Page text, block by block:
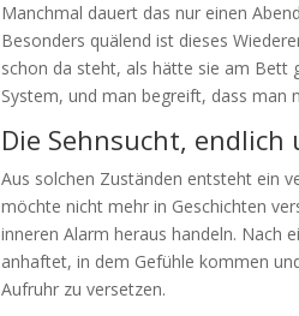
Manchmal dauert das nur einen
Besonders quälend ist dieses
schon da steht, als hätte sie am Bett
System, und man begreift, dass man
Die Sehnsucht,
Aus solchen Zuständen entsteht ein
möchte nicht mehr in Geschichten
inneren Alarm heraus handeln. Nach
anhaftet, in dem Gefühle kommen
Aufruhr zu versetzen.